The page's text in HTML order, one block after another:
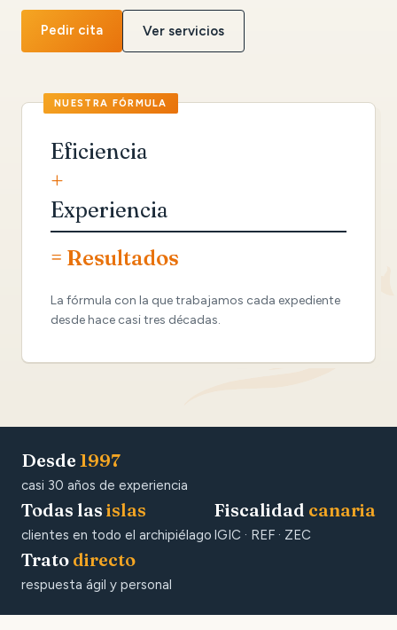
Pedir cita Ver servicios
Eficiencia
+
Experiencia
= Resultados
La fórmula con la que trabajamos cada expediente
desde hace casi tres décadas.
Desde 1997
casi 30 años de experiencia
Todas las islas
clientes en todo el archipiélago
Fiscalidad canaria
IGIC · REF · ZEC
Trato directo
respuesta ágil y personal